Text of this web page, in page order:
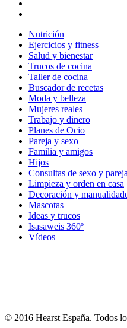
Nutrición
Ejercicios y fitness
Salud y bienestar
Trucos de cocina
Taller de cocina
Buscador de recetas
Moda y belleza
Mujeres reales
Trabajo y dinero
Planes de Ocio
Pareja y sexo
Familia y amigos
Hijos
Consultas de sexo y pareja
Limpieza y orden en casa
Decoración y
Mascotas
Ideas y trucos
Isasaweis 360º
Vídeos
© 2016 Hearst España. Todos